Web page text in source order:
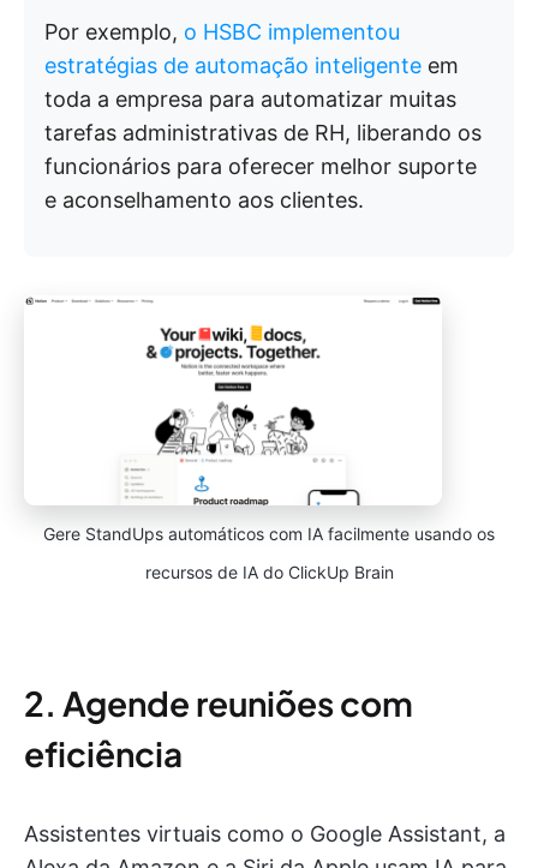
Por exemplo, o HSBC implementou
estratégias de automação inteligente em
toda a empresa para automatizar muitas
tarefas administrativas de RH, liberando os
funcionários para oferecer melhor suporte
e aconselhamento aos clientes.
Gere StandUps automáticos com IA facilmente usando os
recursos de IA do ClickUp Brain
2. Agende reuniões com
eficiência
Assistentes virtuais como o Google Assistant, a